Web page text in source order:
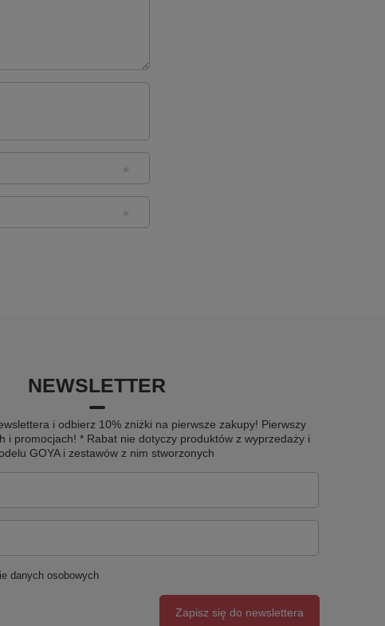
NEWSLETTER
i odbierz 10% zniżki na pierwsze zakupy! Pierwszy
i promocjach! * Rabat nie dotyczy produktów z wyprzedaży i
GOYA i zestawów z nim stworzonych
danych osobowych
Zapisz się do newslettera